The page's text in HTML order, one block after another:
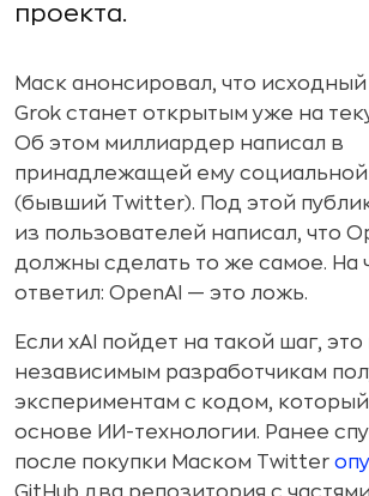
проекта.
Маск анонсировал, что исходный
Grok станет открытым уже на
Об этом миллиардер написал в
принадлежащей ему социальной
(бывший Twitter). Под этой
из пользователей написал, что
должны сделать то же самое. На
ответил: OpenAI — это ложь.
Если xAI пойдет на такой шаг,
независимым разработчикам
экспериментам с кодом,
основе ИИ-технологии. Ранее
после покупки Маском Twitter